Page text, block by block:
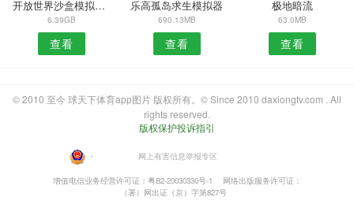
开放世界沙盒模拟器0.9.0.4b
6.39GB
查看
乐高孤岛求生模拟器
690.13MB
查看
极地暗流
63.0MB
查看
© 2010 至今 球天下体育app图片 版权所有。© Since 2010 daxiongtv.com . All
rights reserved.
版权保护投诉指引
・ 网上有害信息举报专区
增值电信业务经营许可证：粤B2-20030330号-1
网络出版服务许可证：
（署）网出证（京）字第827号